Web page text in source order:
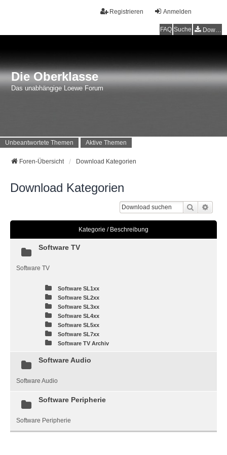
Anmelden
Registrieren
FAQ Suche Downloads
Die Oberklasse
Das unabhängige Loewe Forum
Unbeantwortete Themen Aktive Themen
Foren-Übersicht Download Kategorien
Download Kategorien
Suche
Kategorie / Beschreibung
Software TV
Software TV
Software SL1xx
Software SL2xx
Software SL3xx
Software SL4xx
Software SL5xx
Software SL7xx
Software TV Archiv
Software Audio
Software Audio
Software Peripherie
Software Peripherie